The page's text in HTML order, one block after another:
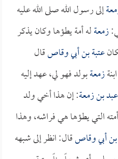
إلى رسول الله صلى الله عليه
زمعةله أمة يطؤها وكان يذكر
عتبة بن أبي وقاصقال
زمعةبولد فهو لي، عهد إليه
عبد بن زمعة: إن هذا أخي ولد
التي يطؤها هي فراشه، وهذا
أبي وقاصقال: انظر إلى شبهه